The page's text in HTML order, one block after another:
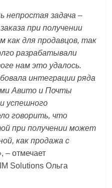
непростая задача –
при получении
для продавцов, так
разрабатывали
нам это удалось.
интеграции ряда
Авито и Почты
успешного
говорить, что
при получении может
как продажа с
– отмечает
Solutions Ольга